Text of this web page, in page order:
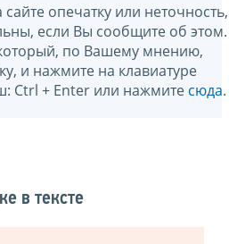
опечатку или неточность,
если Вы сообщите об этом.
по Вашему мнению,
и нажмите на клавиатуре
Ctrl + Enter или нажмите сюда.
в тексте